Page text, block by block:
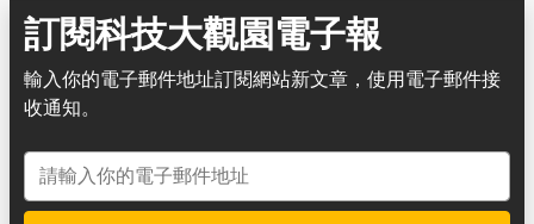
訂閱科技大觀園電子報
輸入你的電子郵件地址訂閱網站新文章，使用電子郵件接
收通知。
電子郵件地址